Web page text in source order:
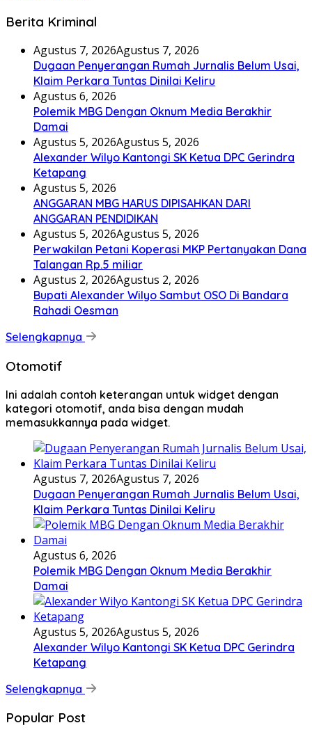
Berita Kriminal
Agustus 7, 2026Agustus 7, 2026
Dugaan Penyerangan Rumah Jurnalis Belum Usai,
Klaim Perkara Tuntas Dinilai Keliru
Agustus 6, 2026
Polemik MBG Dengan Oknum Media Berakhir
Damai
Agustus 5, 2026Agustus 5, 2026
Alexander Wilyo Kantongi SK Ketua DPC Gerindra
Ketapang
Agustus 5, 2026
ANGGARAN MBG HARUS DIPISAHKAN DARI
ANGGARAN PENDIDIKAN
Agustus 5, 2026Agustus 5, 2026
Perwakilan Petani Koperasi MKP Pertanyakan Dana
Talangan Rp.5 miliar
Agustus 2, 2026Agustus 2, 2026
Bupati Alexander Wilyo Sambut OSO Di Bandara
Rahadi Oesman
Selengkapnya
Otomotif
Ini adalah contoh keterangan untuk widget dengan
kategori otomotif, anda bisa dengan mudah
memasukkannya pada widget.
Agustus 7, 2026Agustus 7, 2026
Dugaan Penyerangan Rumah Jurnalis Belum Usai,
Klaim Perkara Tuntas Dinilai Keliru
Agustus 6, 2026
Polemik MBG Dengan Oknum Media Berakhir
Damai
Agustus 5, 2026Agustus 5, 2026
Alexander Wilyo Kantongi SK Ketua DPC Gerindra
Ketapang
Selengkapnya
Popular Post